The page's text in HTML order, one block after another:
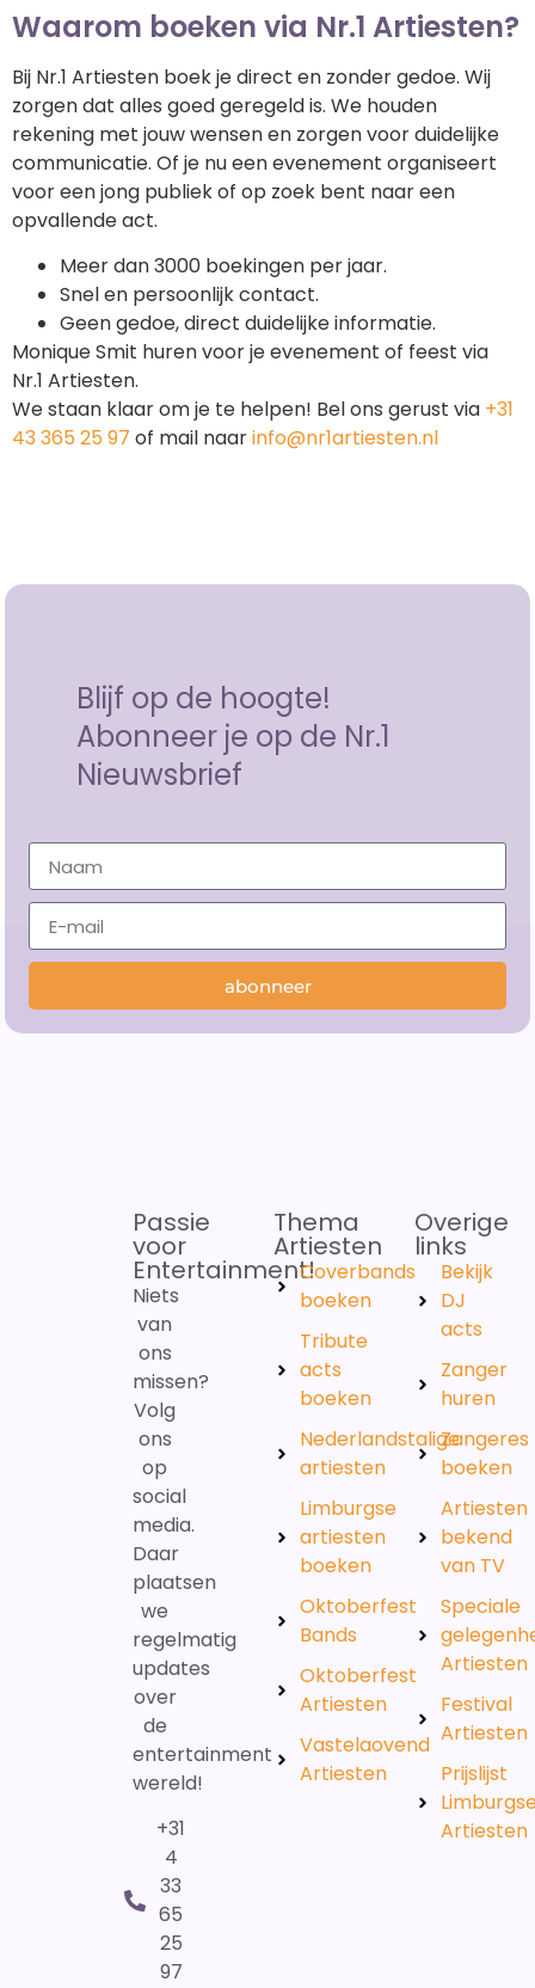
Waarom boeken via Nr.1 Artiesten?
Bij Nr.1 Artiesten boek je direct en zonder gedoe. Wij
zorgen dat alles goed geregeld is. We houden
rekening met jouw wensen en zorgen voor duidelijke
communicatie. Of je nu een evenement organiseert
voor een jong publiek of op zoek bent naar een
opvallende act.
Meer dan 3000 boekingen per jaar.
Snel en persoonlijk contact.
Geen gedoe, direct duidelijke informatie.
Monique Smit huren voor je evenement of feest via
Nr.1 Artiesten.
We staan klaar om je te helpen! Bel ons gerust via +31
43 365 25 97 of mail naarinfo@nr1artiesten.nl
Blijf op de hoogte!
Abonneer je op de Nr.1
Nieuwsbrief
abonneer
Passie
voor
Entertainment!
Niets
van
ons
missen?
Volg
ons
op
social
media.
Daar
plaatsen
we
regelmatig
updates
over
de
entertainment
wereld!
+31
4
33
65
25
97
Thema
Artiesten
Coverbands
boeken
Tribute
acts
boeken
Nederlandstalige
artiesten
Limburgse
artiesten
boeken
Oktoberfest
Bands
Oktoberfest
Artiesten
Vastelaovend
Artiesten
Overige
links
Bekijk
DJ
acts
Zanger
huren
Zangeres
boeken
Artiesten
bekend
van TV
Speciale
Artiesten
Festival
Artiesten
Prijslijst
Artiesten